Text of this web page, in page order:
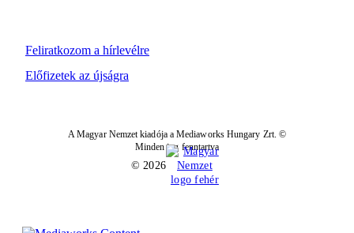
Feliratkozom a hírlevélre
Előfizetek az újságra
A Magyar Nemzet kiadója a Mediaworks Hungary Zrt. ©
Minden jog fenntartva
© 2026